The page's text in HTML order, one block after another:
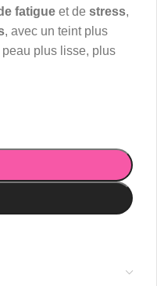
fatigue et destress,
, avec un teint plus
plus lisse, plus